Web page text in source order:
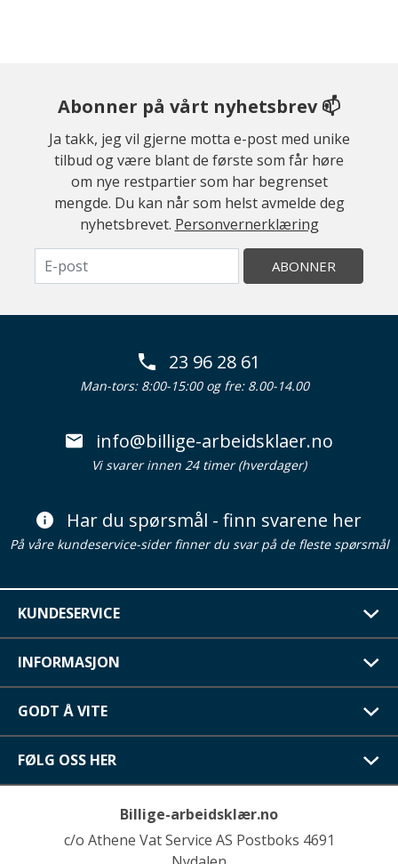
Abonner på vårt nyhetsbrev 📫
Ja takk, jeg vil gjerne motta e-post med unike
tilbud og være blant de første som får høre
om nye restpartier som har begrenset
mengde. Du kan når som helst avmelde deg
nyhetsbrevet. Personvernerklæring
ABONNER
23 96 28 61
Man-tors: 8:00-15:00 og fre: 8.00-14.00
info@billige-arbeidsklaer.no
Vi svarer innen 24 timer (hverdager)
Har du spørsmål - finn svarene her
På våre kundeservice-sider finner du svar på de fleste spørsmål
KUNDESERVICE
INFORMASJON
GODT Å VITE
FØLG OSS HER
Billige-arbeidsklær.no
c/o Athene Vat Service AS Postboks 4691